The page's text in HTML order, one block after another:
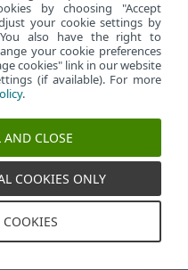
쿠키 관리
by choosing "Accept
your cookie settings by
You also have the right to
your cookie preferences
cookies" link in our website
(if available). For more
.
AND CLOSE
COOKIES ONLY